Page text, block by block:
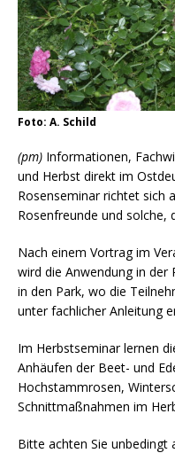
Foto: A. Schild
(pm) Informationen,
und Herbst direkt im
Rosenseminar richtet sich
Rosenfreunde und solche,
Nach einem Vortrag im
wird die Anwendung in der
in den Park, wo die
unter fachlicher Anleitung
Im Herbstseminar lernen
Anhäufen der Beet- und
Hochstammrosen,
Schnittmaßnahmen im
Bitte achten Sie